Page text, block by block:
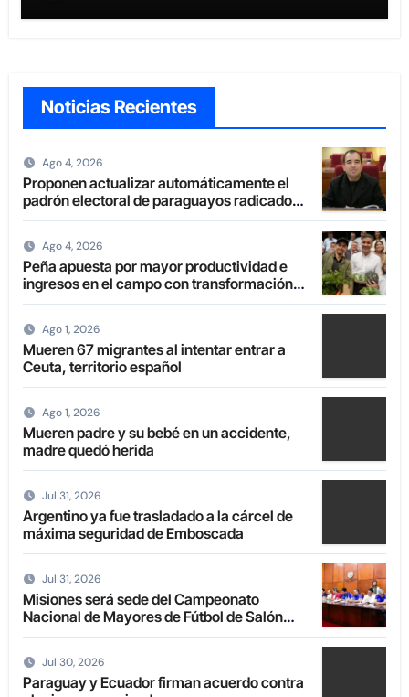
Noticias Recientes
Ago 4, 2026
Proponen actualizar automáticamente el
padrón electoral de paraguayos radicados
en el extranjero
Ago 4, 2026
Peña apuesta por mayor productividad e
ingresos en el campo con transformación
de la agricultura familiar
Ago 1, 2026
Mueren 67 migrantes al intentar entrar a
Ceuta, territorio español
Ago 1, 2026
Mueren padre y su bebé en un accidente,
madre quedó herida
Jul 31, 2026
Argentino ya fue trasladado a la cárcel de
máxima seguridad de Emboscada
Jul 31, 2026
Misiones será sede del Campeonato
Nacional de Mayores de Fútbol de Salón
2027
Jul 30, 2026
Paraguay y Ecuador firman acuerdo contra